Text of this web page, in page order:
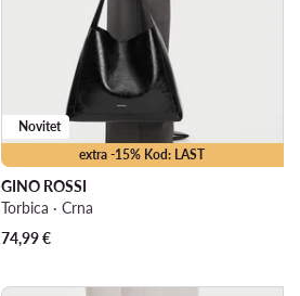
extra -15% Kod: LAST
Novitet
GINO ROSSI
Torbica · Crna
74,99€